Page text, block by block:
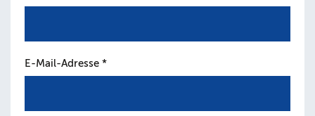
E-Mail-Adresse *